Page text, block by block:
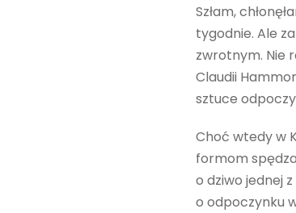
Szłam,
tygodnie. Ale
zwrotnym. Nie
Claudii
sztuce
Choć wtedy w
formom
o dziwo jednej
o odpoczynku